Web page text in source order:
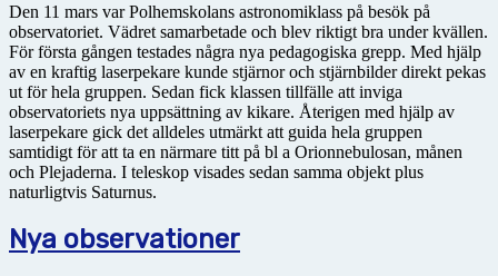
Den 11 mars var Polhemskolans astronomiklass på besök på
observatoriet. Vädret samarbetade och blev riktigt bra under kvällen.
För första gången testades några nya pedagogiska grepp. Med hjälp
av en kraftig laserpekare kunde stjärnor och stjärnbilder direkt pekas
ut för hela gruppen. Sedan fick klassen tillfälle att inviga
observatoriets nya uppsättning av kikare. Återigen med hjälp av
laserpekare gick det alldeles utmärkt att guida hela gruppen
samtidigt för att ta en närmare titt på bl a Orionnebulosan, månen
och Plejaderna. I teleskop visades sedan samma objekt plus
naturligtvis Saturnus.
Nya observationer